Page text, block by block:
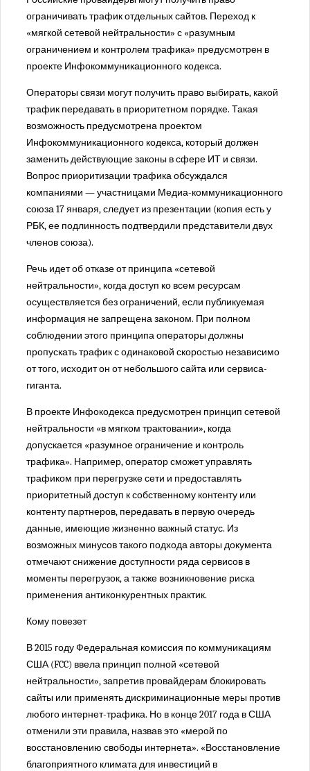
Пресненский районный суд города Москвы
Савеловский районный суд города Москвы
Симоновский районный суд города Москвы
Солнцевский районный суд города Москвы
Таганский районный суд города Москвы
Тверской районный суд города Москвы
Тимирязевский районный суд города Москвы
Троицкий районный суд города Москвы
Тушинский районный суд города Москвы
Хорошевский районный суд города Москвы
Черемушкинский районный суд города Москвы
Чертановский районный суд города Москвы
Щербинский районный суд города Москвы
Проекты
ограничивать трафик отдельных сайтов. Переход к
«мягкой сетевой нейтральности» с «разумным
ограничением и контролем трафика» предусмотрен в
проекте Инфокоммуникационного кодекса.
Операторы связи могут получить право выбирать, какой
трафик передавать в приоритетном порядке. Такая
возможность предусмотрена проектом
Инфокоммуникационного кодекса, который должен
заменить действующие законы в сфере ИТ и связи.
Вопрос приоритизации трафика обсуждался
компаниями — участницами Медиа-коммуникационного
союза 17 января, следует из презентации (копия есть у
РБК, ее подлинность подтвердили представители двух
членов союза).
Речь идет об отказе от принципа «сетевой
нейтральности», когда доступ ко всем ресурсам
осуществляется без ограничений, если публикуемая
информация не запрещена законом. При полном
соблюдении этого принципа операторы должны
пропускать трафик с одинаковой скоростью независимо
от​ того, исходит он от небольшого сайта или сервиса-
гиганта.
В проекте Инфокодекса предусмотрен принцип сетевой
нейтральности «в мягком трактовании», когда
допускается «разумное ограничение и контроль
трафика». Например, оператор сможет управлять
трафиком при перегрузке сети и предоставлять
приоритетный доступ к собственному контенту или
контенту партнеров, передавать в первую очередь
данные, имеющие жизненно важный статус. Из
возможных минусов такого подхода авторы документа
отмечают снижение доступности ряда сервисов в
моменты перегрузок, а также возникновение риска
применения антиконкурентных практик.
Кому повезет
В 2015 году Федеральная комиссия по коммуникациям
США (FCC) ввела принцип полной «сетевой
нейтральности», запретив провайдерам блокировать
сайты или применять дискриминационные меры против
любого интернет-трафика. Но в конце 2017 года в США
отменили эти правила, назвав это «мерой по
восстановлению свободы интернета». «Восстановление
благоприятного климата для инвестиций в